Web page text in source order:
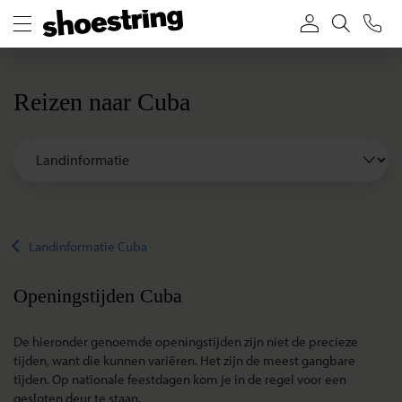
Reizen naar Cuba
Landinformatie Cuba
Openingstijden Cuba
De hieronder genoemde openingstijden zijn niet de precieze
tijden, want die kunnen variëren. Het zijn de meest gangbare
tijden. Op nationale feestdagen kom je in de regel voor een
gesloten deur te staan.